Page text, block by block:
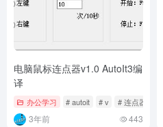
电脑鼠标连点器v1.0 AutoIt3编
译
办公学习 # autoit # v # 连点器
3年前 443